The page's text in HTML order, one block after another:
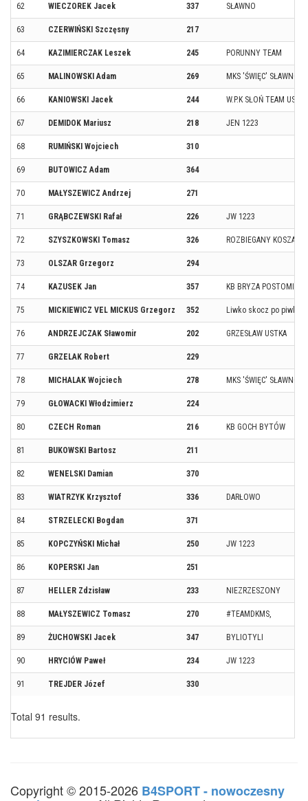
62 WIECZOREK Jacek 337 SŁAWNO
63 CZERWIŃSKI Szczęsny 217
64 KAZIMIERCZAK Leszek 245 PORUNNY TEAM
65 MALINOWSKI Adam 269 MKS 'ŚWIĘC' SŁAWNO
66 KANIOWSKI Jacek 244 W.P.K SŁOŃ TEAM USTKA
67 DEMIDOK Mariusz 218 JEN 1223
68 RUMIŃSKI Wojciech 310
69 BUTOWICZ Adam 364
70 MAŁYSZEWICZ Andrzej 271
71 GRĄBCZEWSKI Rafał 226 JW 1223
72 SZYSZKOWSKI Tomasz 326 ROZBIEGANY KOSZALIN
73 OLSZAR Grzegorz 294
74 KAZUSEK Jan 357 KB BRYZA POSTOMINO
75 MICKIEWICZ VEL MICKUS Grzegorz 352 Liwko skocz po piwko
76 ANDRZEJCZAK Sławomir 202 GRZESŁAW USTKA
77 GRZELAK Robert 229
78 MICHALAK Wojciech 278 MKS 'ŚWIĘC' SŁAWNO
79 GŁOWACKI Włodzimierz 224
80 CZECH Roman 216 KB GOCH BYTÓW
81 BUKOWSKI Bartosz 211
82 WENELSKI Damian 370
83 WIATRZYK Krzysztof 336 DARŁOWO
84 STRZELECKI Bogdan 371
85 KOPCZYŃSKI Michał 250 JW 1223
86 KOPERSKI Jan 251
87 HELLER Zdzisław 233 NIEZRZESZONY
88 MAŁYSZEWICZ Tomasz 270 #TEAMDKMS,
89 ŻUCHOWSKI Jacek 347 BYLIOTYLI
90 HRYCIÓW Paweł 234 JW 1223
91 TREJDER Józef 330
Total 91 results.
Copyright © 2015-2026 B4SPORT - nowoczesny